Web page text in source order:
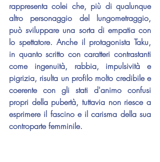
rappresenta colei che, più di qualunque
altro personaggio del lungometraggio,
può sviluppare una sorta di empatia con
lo spettatore. Anche il protagonista Taku,
in quanto scritto con caratteri contrastanti
come ingenuità, rabbia, impulsività e
pigrizia, risulta un profilo molto credibile e
coerente con gli stati d'animo confusi
propri della pubertà, tuttavia non riesce a
esprimere il fascino e il carisma della sua
controparte femminile.